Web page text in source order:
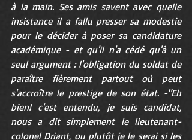
à la main. Ses amis savent avec quelle
insistance il a fallu presser sa modestie
pour le décider à poser sa candidature
académique - et qu'il n'a cédé qu'à un
seul argument : l'obligation du soldat de
paraître fièrement partout où peut
s'accroître le prestige de son état. -"Eh
bien! c'est entendu, je suis candidat,
nous a dit simplement le lieutenant-
colonel Driant, ou plutôt je le serai si les